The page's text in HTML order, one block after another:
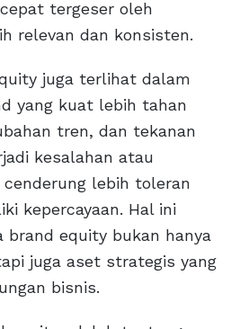
tergeser oleh
relevan dan konsisten.
juga terlihat dalam
yang kuat lebih tahan
tren, dan tekanan
kesalahan atau
lebih toleran
kepercayaan. Hal ini
brand equity bukan hanya
juga aset strategis yang
bisnis.